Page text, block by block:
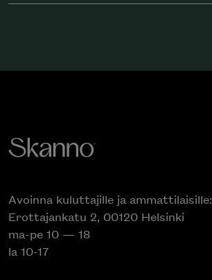
Avoinna kuluttajille ja ammattilaisille:
Erottajankatu 2, 00120 Helsinki
ma-pe 10 — 18
la 10-17